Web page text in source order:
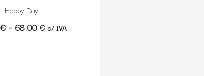
Happy Day
€ – 68.00€ c/ IVA